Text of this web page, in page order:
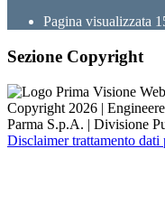
Pagina visualizzata
Sezione Copyright
Copyright 2026 |
Parma S.p.A. | Divisione
Disclaimer trattamento dati